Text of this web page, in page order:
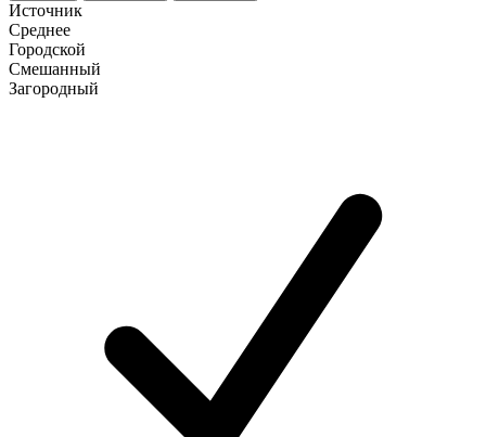
Источник
Среднее
Городской
Смешанный
Загородный